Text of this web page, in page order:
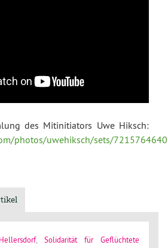
des Mitinitiators Uwe Hiksch:
photos/uwehiksch/sets/
Hellersdorf, Solidarität für Geflüchtete